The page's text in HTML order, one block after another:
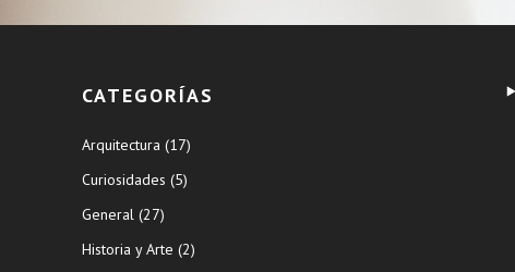
CATEGORÍAS
Arquitectura (17)
Curiosidades (5)
General (27)
Historia y Arte (2)